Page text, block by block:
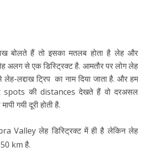
बोलते हैं तो इसका मतलब होता है लेह और
अलग से एक डिस्ट्रिक्ट है. आमतौर पर लोग लेह
लद्दाख ट्रिप का नाम दिया जाता है. और हम
की distances देखते हैं वो दरअसल
गयी दूरी होती है.
Valley लेह डिस्ट्रिक्ट में ही है लेकिन लेह
km है.